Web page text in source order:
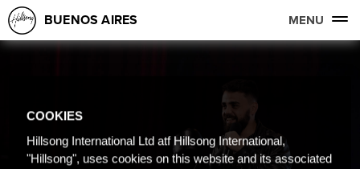
BUENOS AIRES MENU
COOKIES
Hillsong International Ltd atf Hillsong International,
"Hillsong", uses cookies on this website and its associated